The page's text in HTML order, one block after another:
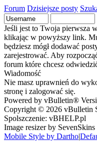
Forum Dzisiejsze posty
Jeśli jest to Twoja pierwsza
klikając w powyższy link.
będziesz mógł dodawać
zarejestrować. Aby
forum które chcesz
Wiadomość
Nie masz uprawnień do
stronę i zalogować się.
Powered by vBulletin®
Copyright © 2026 vBulletin
Spolszczenie: vBHELP.pl
Image resizer by SevenSkins
Mobile Style by Dartho|